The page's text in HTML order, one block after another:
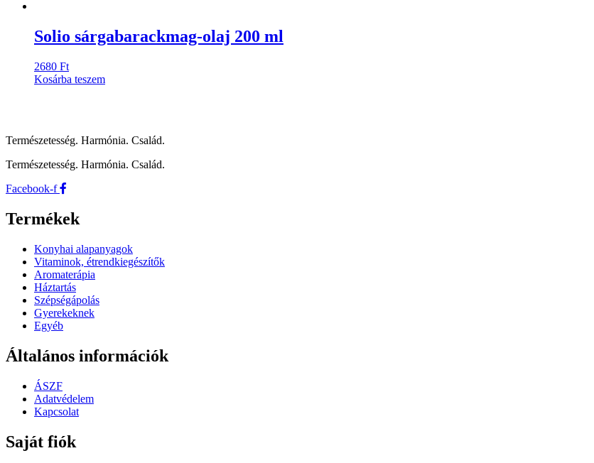
Solio sárgabarackmag-olaj 200 ml
2680 Ft
Kosárba teszem
Természetesség. Harmónia. Család.
Természetesség. Harmónia. Család.
Facebook-f
Termékek
Konyhai alapanyagok
Vitaminok, étrendkiegészítők
Aromaterápia
Háztartás
Szépségápolás
Gyerekeknek
Egyéb
Általános információk
ÁSZF
Adatvédelem
Kapcsolat
Saját fiók